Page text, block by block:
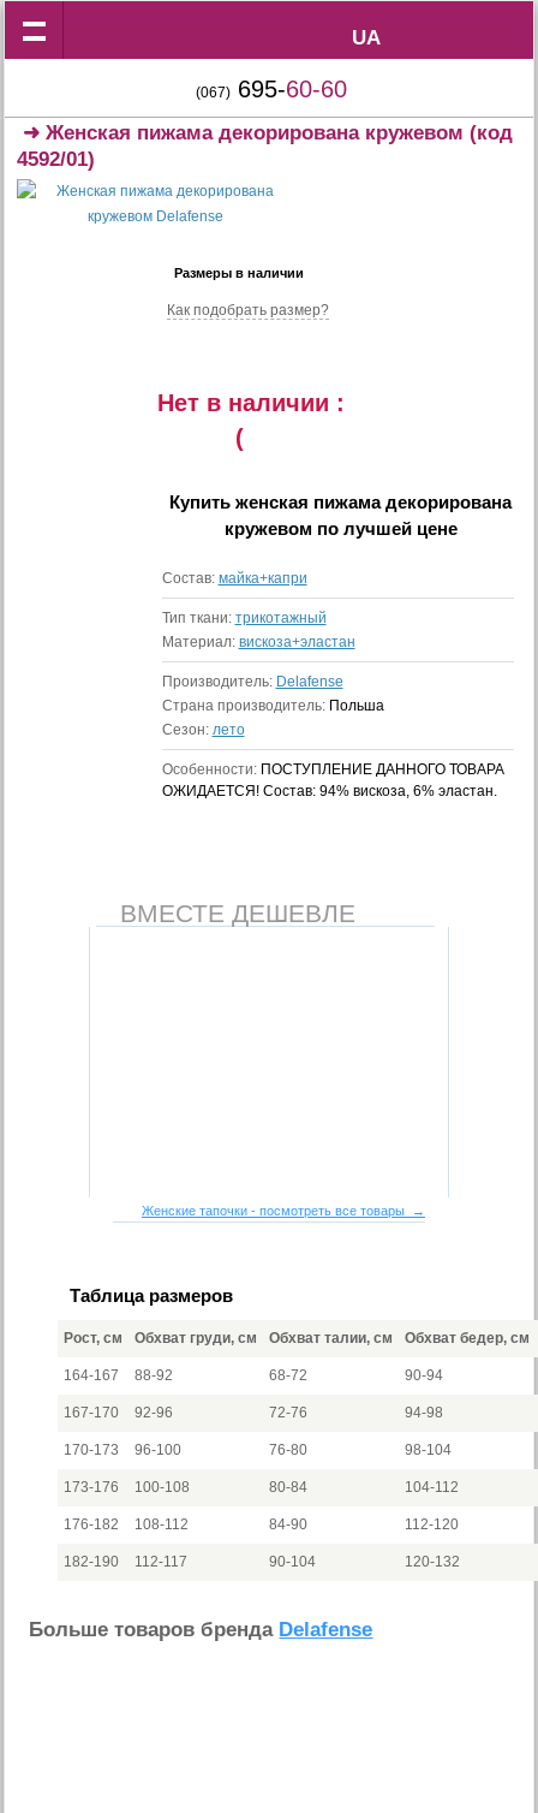
UA
UA
(067) 695-60-60
➜Женская пижама декорирована кружевом (код
4592/01)
Размеры в наличии
Как подобрать размер?
Нет в наличии :
(
Купитьженская пижама декорирована
кружевом по лучшей цене
Состав: майка+капри
Тип ткани: трикотажный
Материал: вискоза+эластан
Производитель: Delafense
Страна производитель: Польша
Сезон: лето
Особенности: ПОСТУПЛЕНИЕ ДАННОГО ТОВАРА
ОЖИДАЕТСЯ! Состав: 94% вискоза, 6% эластан.
ВМЕСТЕ ДЕШЕВЛЕ
Женские тапочки - посмотреть все товары →
Таблица размеров
Рост, см Обхват груди, см Обхват талии, см Обхват бедер, см
164-167 88-92 68-72 90-94
167-170 92-96 72-76 94-98
170-173 96-100 76-80 98-104
173-176 100-108 80-84 104-112
176-182 108-112 84-90 112-120
182-190 112-117 90-104 120-132
Больше товаров бренда Delafense